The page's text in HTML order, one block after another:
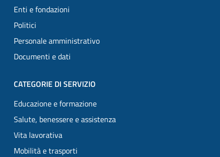
Enti e fondazioni
Politici
Personale amministrativo
Documenti e dati
CATEGORIE DI SERVIZIO
Educazione e formazione
Salute, benessere e assistenza
Vita lavorativa
Mobilità e trasporti